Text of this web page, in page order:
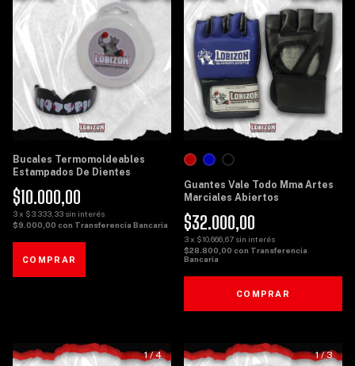
Bucales Termomoldeables
Estampados De Dientes
$10.000,00
3x $3.333,33 sin interés
$9.000,00 con Transferencia Bancaria
Guantes Vale Todo Mma Artes
Marciales Abiertos
$32.000,00
3x $10.666,67 sin interés
$28.800,00 con Transferencia
Bancaria
COMPRAR
1/4 1/3